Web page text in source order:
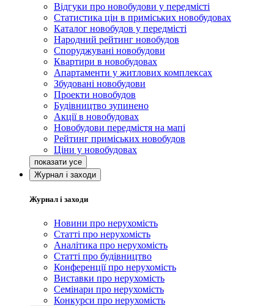
Відгуки про новобудови у передмісті
Статистика цін в приміських новобудовах
Каталог новобудов у передмісті
Народний рейтинг новобудов
Споруджувані новобудови
Квартири в новобудовах
Апартаменти у житлових комплексах
Збудовані новобудови
Проекти новобудов
Будівництво зупинено
Акції в новобудовах
Новобудови передмістя на мапі
Рейтинг приміських новобудов
Ціни у новобудовах
Журнал і заходи
Журнал і заходи
Новини про нерухомість
Статті про нерухомість
Аналітика про нерухомість
Статті про будівництво
Конференції про нерухомість
Виставки про нерухомість
Семінари про нерухомість
Конкурси про нерухомість